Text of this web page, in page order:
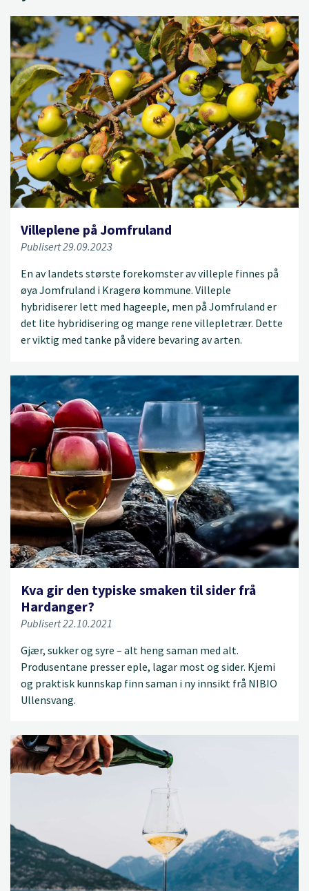
Villeplene på Jomfruland
Publisert 29.09.2023
En av landets største forekomster av villeple finnes på
øya Jomfruland i Kragerø kommune. Villeple
hybridiserer lett med hageeple, men på Jomfruland er
det lite hybridisering og mange rene villepletrær. Dette
er viktig med tanke på videre bevaring av arten.
Kva gir den typiske smaken til sider frå
Hardanger?
Publisert 22.10.2021
Gjær, sukker og syre – alt heng saman med alt.
Produsentane presser eple, lagar most og sider. Kjemi
og praktisk kunnskap finn saman i ny innsikt frå NIBIO
Ullensvang.